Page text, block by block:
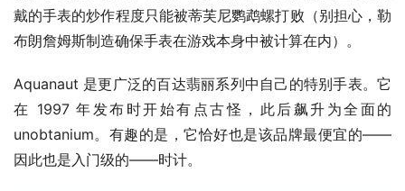
戴的手表的炒作程度只能被蒂芙尼鹦鹉螺打败（别担心，勒
布朗詹姆斯制造确保手表在游戏本身中被计算在内）。
Aquanaut 是更广泛的百达翡丽系列中自己的特别手表。它
在 1997 年发布时开始有点古怪，此后飙升为全面的
unobtanium。有趣的是，它恰好也是该品牌最便宜的——
因此也是入门级的——时计。